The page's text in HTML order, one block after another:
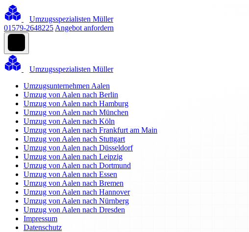
Umzugsspezialisten Müller
01579-2648225 Angebot anfordern
Umzugsspezialisten Müller
Umzugsunternehmen Aalen
Umzug von Aalen nach Berlin
Umzug von Aalen nach Hamburg
Umzug von Aalen nach München
Umzug von Aalen nach Köln
Umzug von Aalen nach Frankfurt am Main
Umzug von Aalen nach Stuttgart
Umzug von Aalen nach Düsseldorf
Umzug von Aalen nach Leipzig
Umzug von Aalen nach Dortmund
Umzug von Aalen nach Essen
Umzug von Aalen nach Bremen
Umzug von Aalen nach Hannover
Umzug von Aalen nach Nürnberg
Umzug von Aalen nach Dresden
Impressum
Datenschutz